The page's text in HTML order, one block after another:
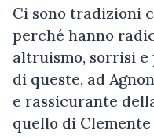
Ci sono tradizioni
perché hanno
altruismo, sorrisi e
di queste, ad
e rassicurante
quello di